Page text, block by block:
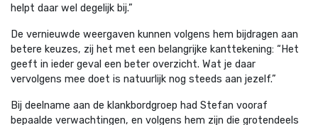
helpt daar wel degelijk bij.”
De vernieuwde weergaven kunnen volgens hem bijdragen aan
betere keuzes, zij het met een belangrijke kanttekening: “Het
geeft in ieder geval een beter overzicht. Wat je daar
vervolgens mee doet is natuurlijk nog steeds aan jezelf.”
Bij deelname aan de klankbordgroep had Stefan vooraf
bepaalde verwachtingen, en volgens hem zijn die grotendeels